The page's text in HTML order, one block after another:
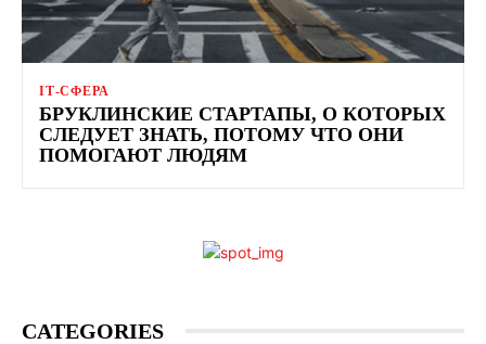
ІТ-СФЕРА
БРУКЛИНСКИЕ СТАРТАПЫ, О КОТОРЫХ
СЛЕДУЕТ ЗНАТЬ, ПОТОМУ ЧТО ОНИ
ПОМОГАЮТ ЛЮДЯМ
CATEGORIES